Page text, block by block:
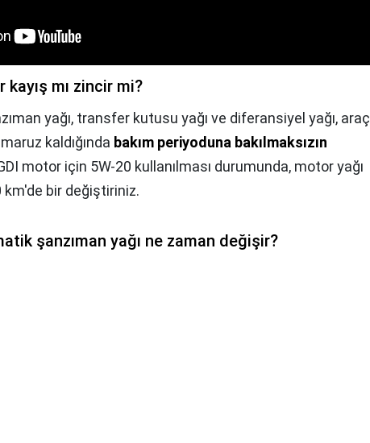
mı zincir mi?
yağı, transfer kutusu yağı ve diferansiyel yağı, araç
kaldığında bakım periyoduna bakılmaksızın
motor için 5W-20 kullanılması durumunda, motor yağı
bir değiştiriniz.
şanzıman yağı ne zaman değişir?